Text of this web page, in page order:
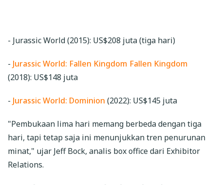
- Jurassic World (2015): US$208 juta (tiga hari)
- Jurassic World: Fallen Kingdom Fallen Kingdom
(2018): US$148 juta
- Jurassic World: Dominion (2022): US$145 juta
"Pembukaan lima hari memang berbeda dengan tiga
hari, tapi tetap saja ini menunjukkan tren penurunan
minat," ujar Jeff Bock, analis box office dari Exhibitor
Relations.